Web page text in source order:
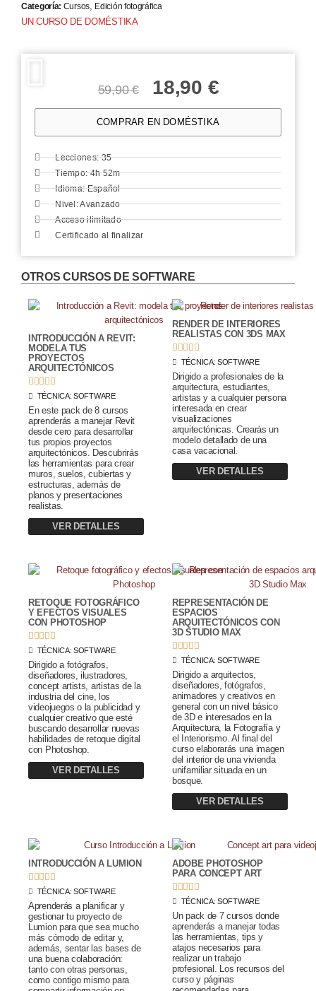
Categoría: Cursos, Edición fotográfica
UN CURSO DE DOMÉSTIKA
59,90€ 18,90 €
COMPRAR EN DOMÉSTIKA
Lecciones: 35
Tiempo: 4h 52m
Idioma: Español
Nivel: Avanzado
Acceso ilimitado
Certificado al finalizar
OTROS CURSOS DESOFTWARE
INTRODUCCIÓN A REVIT:
MODELA TUS
PROYECTOS
ARQUITECTÓNICOS

TÉCNICA:SOFTWARE
En este pack de 8 cursos
aprenderás a manejar Revit
desde cero para desarrollar
tus propios proyectos
arquitectónicos. Descubrirás
las herramientas para crear
muros, suelos, cubiertas y
estructuras, además de
planos y presentaciones
realistas.
VER DETALLES
RENDER DE INTERIORES
REALISTAS CON 3DS MAX
    
TÉCNICA:SOFTWARE
Dirigido a profesionales de la
arquitectura, estudiantes,
artistas y a cualquier persona
interesada en crear
visualizaciones
arquitectónicas. Crearás un
modelo detallado de una
casa vacacional.
VER DETALLES
RETOQUE FOTOGRÁFICO
Y EFECTOS VISUALES
CON PHOTOSHOP

TÉCNICA:SOFTWARE
Dirigido a fotógrafos,
diseñadores, ilustradores,
concept artists, artistas de la
industria del cine, los
videojuegos o la publicidad y
cualquier creativo que esté
buscando desarrollar nuevas
habilidades de retoque digital
con Photoshop.
VER DETALLES
REPRESENTACIÓN DE
ESPACIOS
ARQUITECTÓNICOS CON
3D STUDIO MAX

TÉCNICA:SOFTWARE
Dirigido a arquitectos,
diseñadores, fotógrafos,
animadores y creativos en
general con un nivel básico
de 3D e interesados en la
Arquitectura, la Fotografía y
el Interiorismo. Al final del
curso elaborarás una imagen
del interior de una vivienda
unifamiliar situada en un
bosque.
VER DETALLES
INTRODUCCIÓN A LUMION
    
TÉCNICA:SOFTWARE
Aprenderás a planificar y
gestionar tu proyecto de
Lumion para que sea mucho
más cómodo de editar y,
además, sentar las bases de
una buena colaboración:
tanto con otras personas,
como contigo mismo para
ADOBE PHOTOSHOP
PARA CONCEPT ART
    
TÉCNICA:SOFTWARE
Un pack de 7 cursos donde
aprenderás a manejar todas
las herramientas, tips y
atajos necesarios para
realizar un trabajo
profesional. Los recursos del
curso y páginas